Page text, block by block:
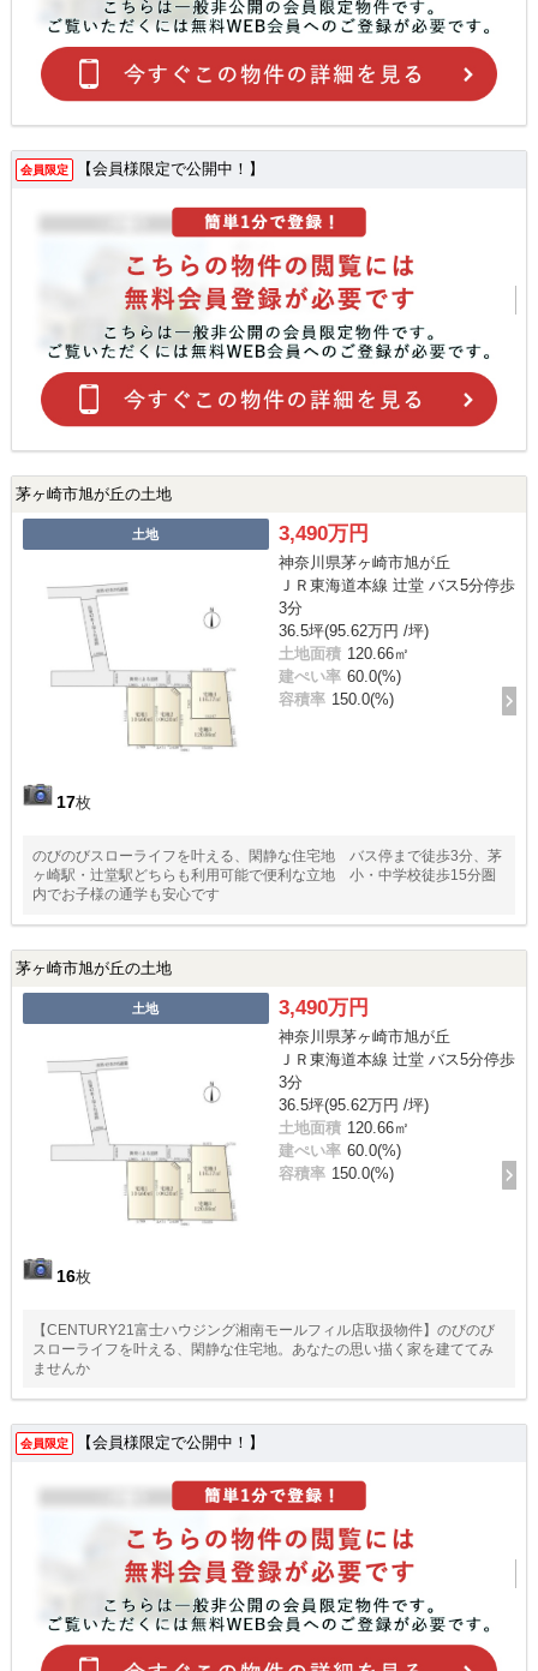
会員限定 【会員様限定で公開中！】
茅ヶ崎市旭が丘の土地
土地
17枚
3,490万円
神奈川県茅ヶ崎市旭が丘
ＪＲ東海道本線 辻堂 バス5分停歩
3分
36.5坪(95.62万円 /坪)
土地面積 120.66㎡
建ぺい率 60.0(%)
容積率 150.0(%)
のびのびスローライフを叶える、閑静な住宅地 バス停まで徒歩3分、茅
ヶ崎駅・辻堂駅どちらも利用可能で便利な立地 小・中学校徒歩15分圏
内でお子様の通学も安心です
茅ヶ崎市旭が丘の土地
土地
16枚
3,490万円
神奈川県茅ヶ崎市旭が丘
ＪＲ東海道本線 辻堂 バス5分停歩
3分
36.5坪(95.62万円 /坪)
土地面積 120.66㎡
建ぺい率 60.0(%)
容積率 150.0(%)
【CENTURY21富士ハウジング湘南モールフィル店取扱物件】のびのび
スローライフを叶える、閑静な住宅地。あなたの思い描く家を建ててみ
ませんか
会員限定 【会員様限定で公開中！】